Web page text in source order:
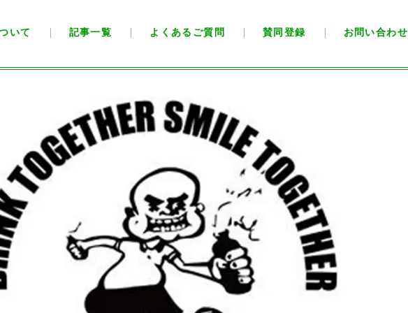
いて 記事一覧 よくあるご質問 賛同登録 お問い合わせ